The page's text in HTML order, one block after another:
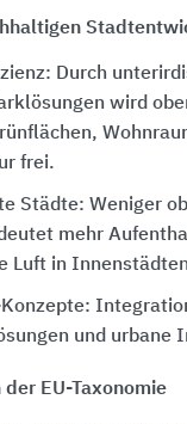
Durch
wird
frei.
Städte: Weniger
mehr
Luft in
und urbane
EU-Taxonomie